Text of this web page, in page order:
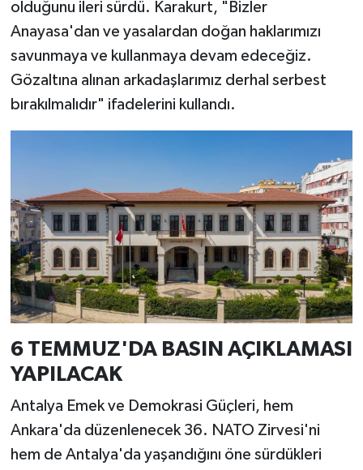
olduğunu ileri sürdü. Karakurt, "Bizler
Anayasa'dan ve yasalardan doğan haklarımızı
savunmaya ve kullanmaya devam edeceğiz.
Gözaltına alınan arkadaşlarımız derhal serbest
bırakılmalıdır" ifadelerini kullandı.
6 TEMMUZ'DA BASIN AÇIKLAMASI
YAPILACAK
Antalya Emek ve Demokrasi Güçleri, hem
Ankara'da düzenlenecek 36. NATO Zirvesi'ni
hem de Antalya'da yaşandığını öne sürdükleri